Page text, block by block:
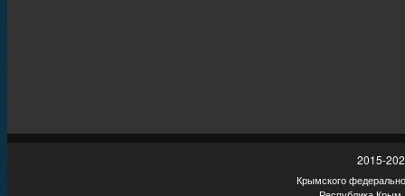
2015-
Крымского